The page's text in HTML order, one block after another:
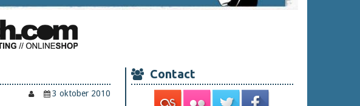
3 oktober 2010
Contact